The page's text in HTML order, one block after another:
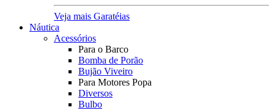
Veja mais Garatéias
Náutica
Acessórios
Para o Barco
Bomba de Porão
Bujão Viveiro
Para Motores Popa
Diversos
Bulbo